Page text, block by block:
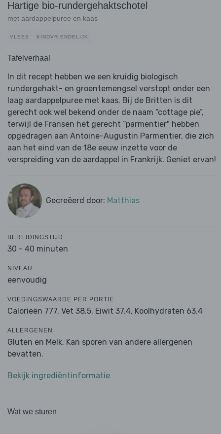
Hartige bio-rundergehaktschotel
met aardappelpuree en kaas
VLEES KINDVRIENDELIJK
Tafelverhaal
In dit recept hebben we een kruidig biologisch
rundergehakt- en groentemengsel verstopt onder een
laag aardappelpuree met kaas. Bij de Britten is dit
gerecht ook wel bekend onder de naam “cottage pie”,
terwijl de Fransen het gerecht “parmentier" hebben
opgedragen aan Antoine-Augustin Parmentier, die zich
aan het eind van de 18e eeuw inzette voor de
verspreiding van de aardappel in Frankrijk. Geniet ervan!
Gecreëerd door: Matthias
BEREIDINGSTIJD
30 - 40 minuten
NIVEAU
eenvoudig
VOEDINGSWAARDE PER PORTIE
Calorieën 777, Vet 38.5, Eiwit 37.4, Koolhydraten 63.4
ALLERGENEN
Gluten en Melk. Kan sporen van andere allergenen
bevatten.
Bekijk ingrediëntinformatie
Wat we sturen